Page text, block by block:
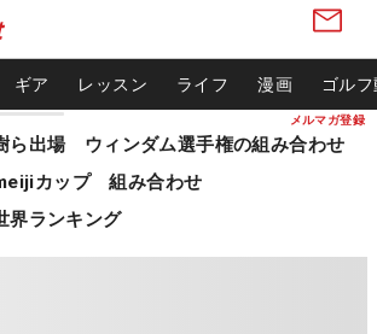
メルマガ登録
ギア レッスン ライフ 漫画 ゴル
ら出場 ウィンダム選手権の組み合わせ
カップ 組み合わせ
界ランキング